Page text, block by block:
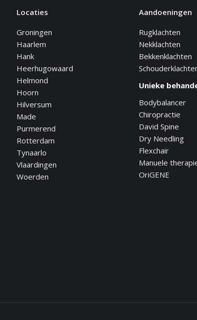
Locaties
Groningen
Haarlem
Hank
Heerhugowaard
Helmond
Hoorn
Hilversum
Made
Purmerend
Rotterdam
Tynaarlo
Vlaardingen
Woerden
Aandoeningen
Rugklachten
Nekklachten
Bekkenklachten
Unieke
Bodybalancer
Chiropractie
David Spine
Dry Needling
Flexchair
Manuele
OriGENE